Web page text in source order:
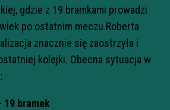
gdzie z 19 bramkami prowadzi
po ostatnim meczu Roberta
znacznie się zaostrzyła i
kolejki. Obecna sytuacja w
19 bramek